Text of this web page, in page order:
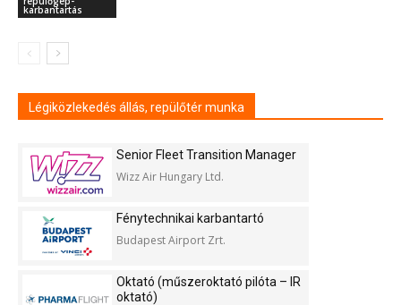
karbantartás
Légiközlekedés állás, repülőtér munka
Senior Fleet Transition Manager
Wizz Air Hungary Ltd.
Fénytechnikai karbantartó
Budapest Airport Zrt.
Oktató (műszeroktató pilóta – IR
oktató)